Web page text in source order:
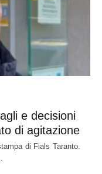
e decisioni
di agitazione
di Fials Taranto.